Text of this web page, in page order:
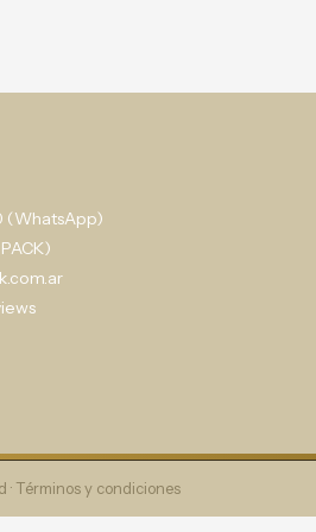
(WhatsApp)
· Términos y condiciones